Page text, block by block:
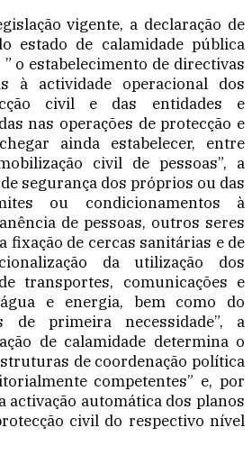
vigente, a declaração de
estado de calamidade pública
o estabelecimento de directivas
à actividade operacional dos
civil e das entidades e
nas operações de protecção e
ainda estabelecer, entre
civil de pessoas”, a
segurança dos próprios ou das
ou condicionamentos à
de pessoas, outros seres
fixação de cercas sanitárias e de
da utilização dos
transportes, comunicações e
e energia, bem como do
de primeira necessidade”, a
de calamidade determina o
de coordenação política
competentes” e, por
activação automática dos planos
civil do respectivo nível